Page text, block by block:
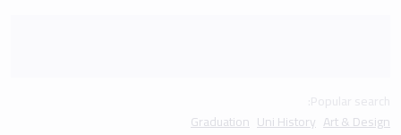
Art & Design
Uni History
Graduation